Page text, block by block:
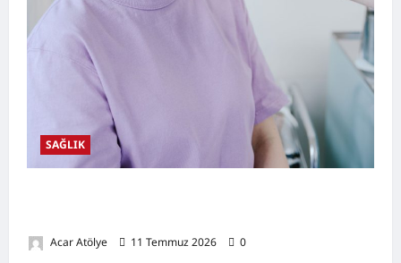
SAĞLIK
Acar Atölye 11 Temmuz 2026 0